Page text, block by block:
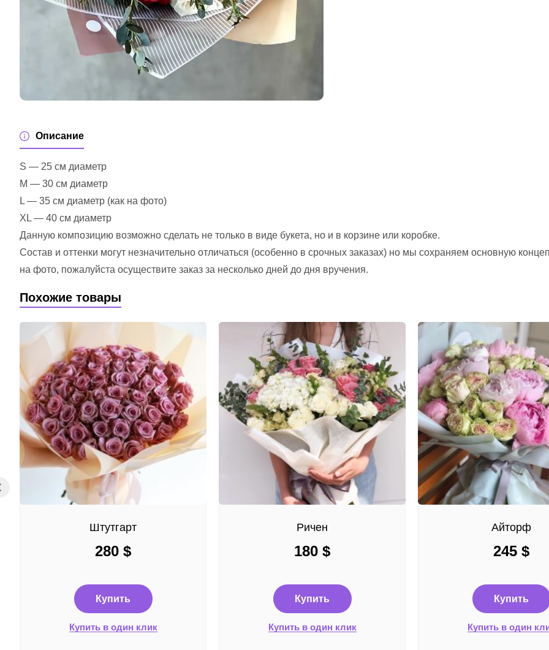
Описание
S — 25 см диаметр
M — 30 см диаметр
L — 35 см диаметр (как на фото)
XL — 40 см диаметр
Данную композицию возможно сделать не только в виде букета, но и в корзине или коробке.
Состав и оттенки могут незначительно отличаться (особенно в срочных заказах) но мы сохраняем основную
на фото, пожалуйста осуществите заказ за несколько дней до дня вручения.
Похожие товары
Штутгарт
280 $
Купить
Купить в один клик
Ричен
180 $
Купить
Купить в один клик
Айторф
245 $
Купить
Купить в один